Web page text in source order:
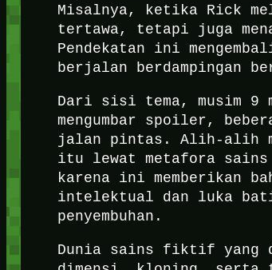
Misalnya, ketika Rick
tertawa, tetapi juga
Pendekatan ini
berjalan berdampingan
Dari sisi tema, musim 9
mengumbar spoiler,
jalan pintas. Alih-alih
itu lewat metafora
karena ini memberikan
intelektual dan luka
penyembuhan.
Dunia sains fiktif yang